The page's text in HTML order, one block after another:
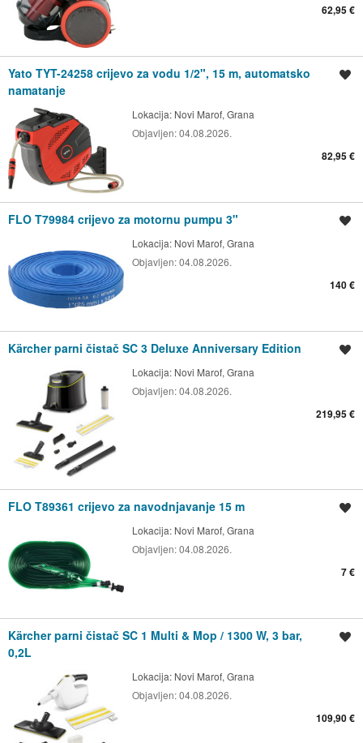
62,95 €
Yato TYT-24258 crijevo za vodu 1/2", 15 m, automatsko
namatanje
Lokacija: Novi Marof, Grana
Objavljen:04.08.2026.
82,95 €
FLO T79984 crijevo za motornu pumpu 3"
Lokacija: Novi Marof, Grana
Objavljen:04.08.2026.
140 €
Kärcher parni čistač SC 3 Deluxe Anniversary Edition
Lokacija: Novi Marof, Grana
Objavljen:04.08.2026.
219,95 €
FLO T89361 crijevo za navodnjavanje 15 m
Lokacija: Novi Marof, Grana
Objavljen:04.08.2026.
7 €
Kärcher parni čistač SC 1 Multi & Mop / 1300 W, 3 bar,
0,2L
Lokacija: Novi Marof, Grana
Objavljen:04.08.2026.
109,90 €